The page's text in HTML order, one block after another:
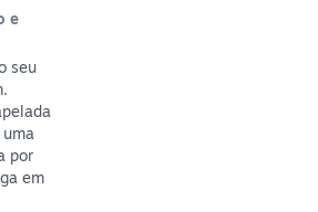
e
seu
por
em